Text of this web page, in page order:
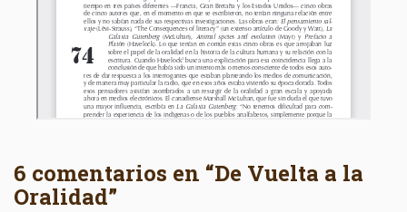
6 comentarios en “De Vuelta a la
Oralidad”